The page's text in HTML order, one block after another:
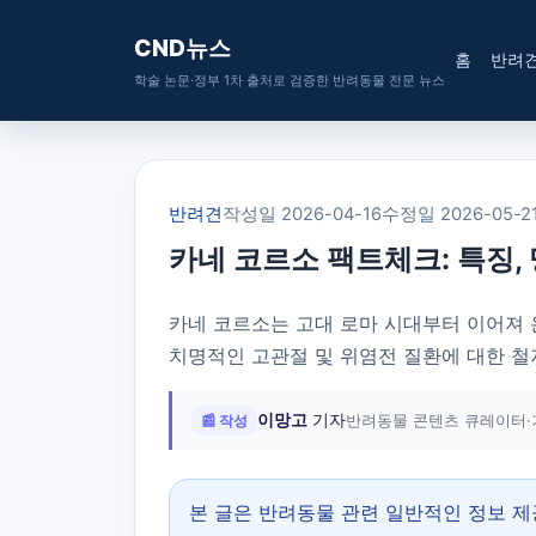
CND뉴스
학술 논문·정부 1차 출처로 검증한 반려동물 전문 뉴스
홈 반려
반려견작성일 2026-04-16수정일 2026-05-
카네 코르소 팩트체크: 특징,
카네 코르소는 고대 로마 시대부터 이어
치명적인 고관절 및 위염전 질환에 대한
📰 작성 이망고 기자반려동물 콘텐츠 큐레이터·
본 글은 반려동물 관련 일반적인 정보